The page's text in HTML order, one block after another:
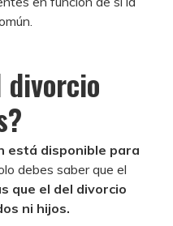
divorcio
está disponible para
debes saber que el
que el del divorcio
ni hijos.